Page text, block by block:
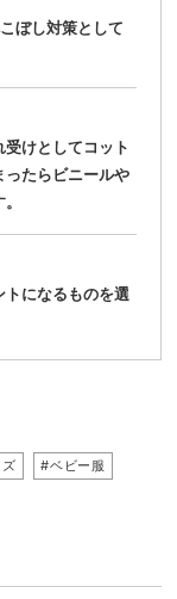
ぼし対策として
けとしてコット
ったらビニールや
になるものを選
#ベビー服